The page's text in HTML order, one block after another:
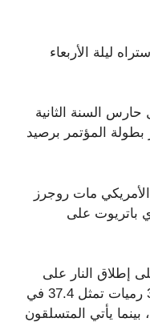
ليلة الأربعاء
السنة الثانية
المؤتمر برصيد
مات روجرز
باتريوت على
إطلاق النار على
القوس ، حيث تعتمد أمريكا على 3 رميات تمثل 37.4 في
(46 في البلاد) ، بينما يأتي المتسلقون